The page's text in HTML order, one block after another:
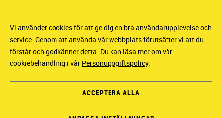
Vi använder cookies för att ge dig en bra användarupplevelse och
service. Genom att använda vår webbplats förutsätter vi att du
förstår och godkänner detta. Du kan läsa mer om vår
cookiebehandling i vår Personuppgiftspolicy.
ACCEPTERA ALLA